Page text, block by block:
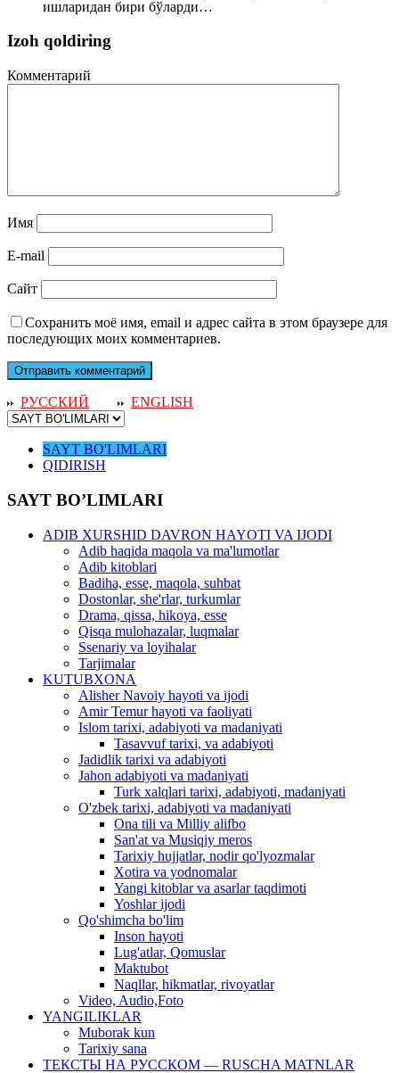
ишларидан бири бўларди…
Izoh qoldiring
Комментарий
Имя
E-mail
Сайт
Сохранить моё имя, email и адрес сайта в этом браузере для
последующих моих комментариев.
РУССКИЙ ENGLISH
SAYT BO'LIMLARI
QIDIRISH
SAYT BO’LIMLARI
ADIB XURSHID DAVRON HAYOTI VA IJODI
Adib haqida maqola va ma'lumotlar
Adib kitoblari
Badiha, esse, maqola, suhbat
Dostonlar, she'rlar, turkumlar
Drama, qissa, hikoya, esse
Qisqa mulohazalar, luqmalar
Ssenariy va loyihalar
Tarjimalar
KUTUBXONA
Alisher Navoiy hayoti va ijodi
Amir Temur hayoti va faoliyati
Islom tarixi, adabiyoti va madaniyati
Tasavvuf tarixi, va adabiyoti
Jadidlik tarixi va adabiyoti
Jahon adabiyoti va madaniyati
Turk xalqlari tarixi, adabiyoti, madaniyati
O'zbek tarixi, adabiyoti va madaniyati
Ona tili va Milliy alifbo
San'at va Musiqiy meros
Tarixiy hujjatlar, nodir qo'lyozmalar
Xotira va yodnomalar
Yangi kitoblar va asarlar taqdimoti
Yoshlar ijodi
Qo'shimcha bo'lim
Inson hayoti
Lug'atlar, Qomuslar
Maktubot
Naqllar, hikmatlar, rivoyatlar
Video, Audio,Foto
YANGILIKLAR
Muborak kun
Tarixiy sana
ТЕКСТЫ НА РУССКОМ — RUSCHA MATNLAR